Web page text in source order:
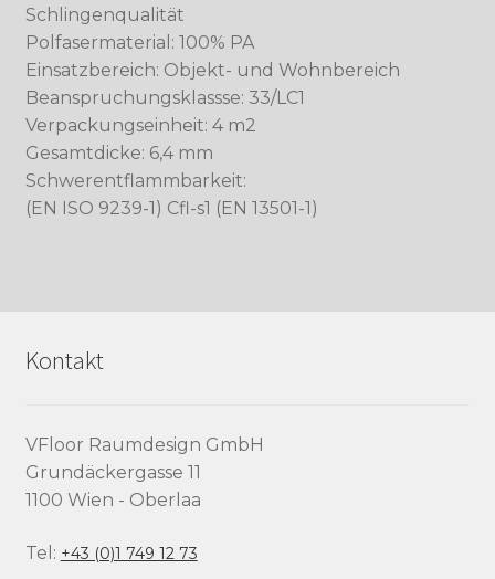
Schlingenqualität
Polfasermaterial: 100% PA
Einsatzbereich: Objekt- und Wohnbereich
Beanspruchungsklassse: 33/LC1
Verpackungseinheit: 4 m2
Gesamtdicke: 6,4 mm
Schwerentflammbarkeit:
(EN ISO 9239-1) Cfl-s1 (EN 13501-1)
Kontakt
VFloor Raumdesign GmbH
Grundäckergasse 11
1100 Wien - Oberlaa
Tel: +43 (0)1 749 12 73